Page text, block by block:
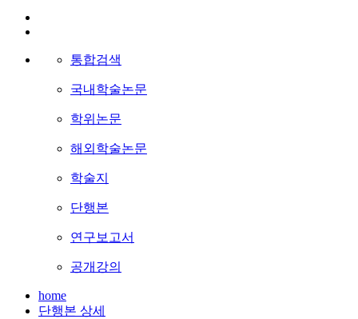
통합검색
국내학술논문
학위논문
해외학술논문
학술지
단행본
연구보고서
공개강의
home
단행본 상세